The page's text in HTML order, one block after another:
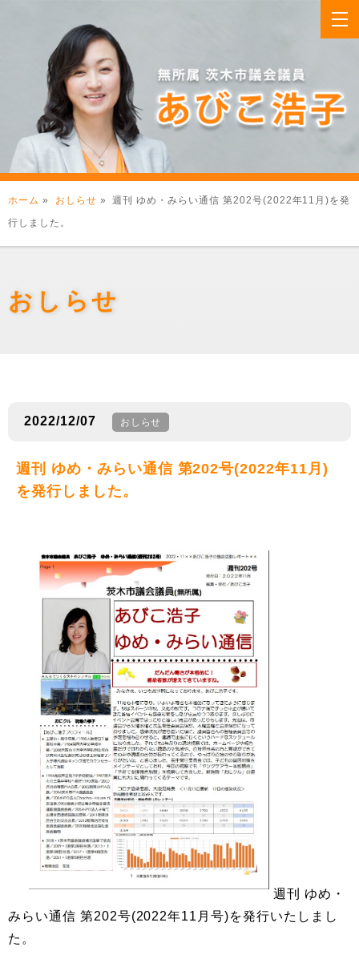
ホーム » おしらせ » 週刊 ゆめ・みらい通信 第202号(2022年11月)を発
行しました。
おしらせ
2022/12/07 おしらせ
週刊 ゆめ・みらい通信 第202号(2022年11月)
を発行しました。
週刊 ゆめ・
みらい通信 第202号(2022年11月号)を発行いたしまし
た。